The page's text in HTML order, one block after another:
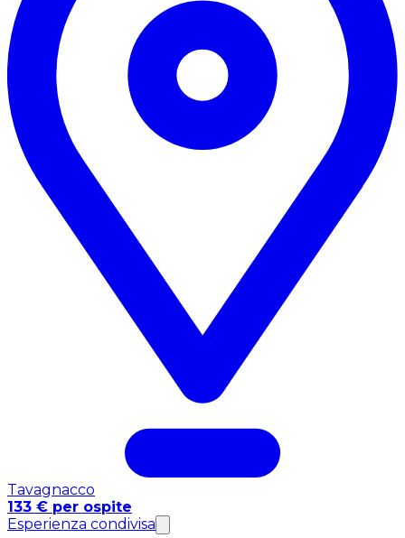
Tavagnacco
133 € per ospite
Esperienza condivisa